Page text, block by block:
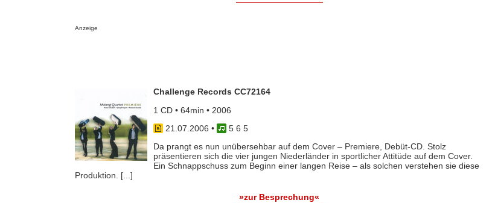
Anzeige
Challenge Records CC72164
1 CD • 64min • 2006
21.07.2006 •
5 6 5
Da prangt es nun unübersehbar auf dem Cover – Premiere, Debüt-CD. Stolz
präsentieren sich die vier jungen Niederländer in sportlicher Attitüde auf dem Cover.
Ein Schnappschuss zum Beginn einer langen Reise – als solchen verstehen sie diese
Produktion. [...]
»zur Besprechung«